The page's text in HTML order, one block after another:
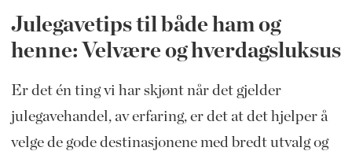
Julegavetips til både ham og
henne: Velvære og hverdagsluksus
Er det én ting vi har skjønt når det gjelder
julegavehandel, av erfaring, er det at det hjelper å
velge de gode destinasjonene med bredt utvalg og